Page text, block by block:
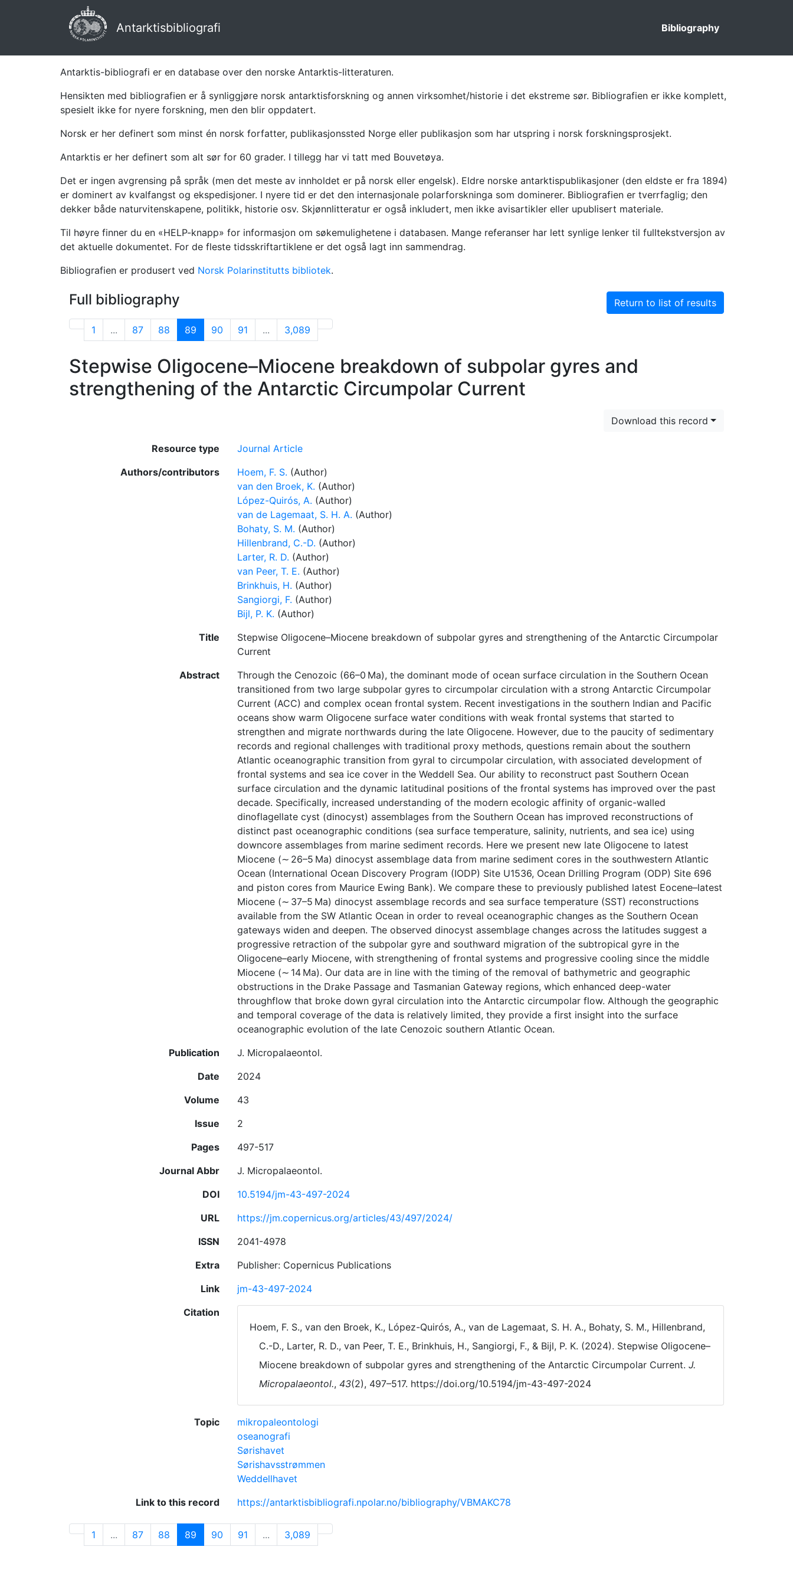
Antarktisbibliografi Bibliography
Antarktis-bibliografi er en database over den norske Antarktis-litteraturen.
Hensikten med bibliografien er å synliggjøre norsk antarktisforskning og annen virksomhet/historie i det ekstreme sør. Bibliografien er ikke komplett,
spesielt ikke for nyere forskning, men den blir oppdatert.
Norsk er her definert som minst én norsk forfatter, publikasjonssted Norge eller publikasjon som har utspring i norsk forskningsprosjekt.
Antarktis er her definert som alt sør for 60 grader. I tillegg har vi tatt med Bouvetøya.
Det er ingen avgrensing på språk (men det meste av innholdet er på norsk eller engelsk). Eldre norske antarktispublikasjoner (den eldste er fra 1894)
er dominert av kvalfangst og ekspedisjoner. I nyere tid er det den internasjonale polarforskninga som dominerer. Bibliografien er tverrfaglig; den
dekker både naturvitenskapene, politikk, historie osv. Skjønnlitteratur er også inkludert, men ikke avisartikler eller upublisert materiale.
Til høyre finner du en «HELP-knapp» for informasjon om søkemulighetene i databasen. Mange referanser har lett synlige lenker til fulltekstversjon av
det aktuelle dokumentet. For de fleste tidsskriftartiklene er det også lagt inn sammendrag.
Bibliografien er produsert ved Norsk Polarinstitutts bibliotek.
Full bibliography Return to list of results
1 ... 87 88 89 90 91 ... 3,089
Stepwise Oligocene–Miocene breakdown of subpolar gyres and
strengthening of the Antarctic Circumpolar Current
Download this record
Resource type
Journal Article
Authors/contributors
Hoem, F. S. (Author)
van den Broek, K. (Author)
López-Quirós, A. (Author)
van de Lagemaat, S. H. A. (Author)
Bohaty, S. M. (Author)
Hillenbrand, C.-D. (Author)
Larter, R. D. (Author)
van Peer, T. E. (Author)
Brinkhuis, H. (Author)
Sangiorgi, F. (Author)
Bijl, P. K. (Author)
Title
Stepwise Oligocene–Miocene breakdown of subpolar gyres and strengthening of the Antarctic Circumpolar
Current
Abstract
Through the Cenozoic (66–0 Ma), the dominant mode of ocean surface circulation in the Southern Ocean
transitioned from two large subpolar gyres to circumpolar circulation with a strong Antarctic Circumpolar
Current (ACC) and complex ocean frontal system. Recent investigations in the southern Indian and Pacific
oceans show warm Oligocene surface water conditions with weak frontal systems that started to
strengthen and migrate northwards during the late Oligocene. However, due to the paucity of sedimentary
records and regional challenges with traditional proxy methods, questions remain about the southern
Atlantic oceanographic transition from gyral to circumpolar circulation, with associated development of
frontal systems and sea ice cover in the Weddell Sea. Our ability to reconstruct past Southern Ocean
surface circulation and the dynamic latitudinal positions of the frontal systems has improved over the past
decade. Specifically, increased understanding of the modern ecologic affinity of organic-walled
dinoflagellate cyst (dinocyst) assemblages from the Southern Ocean has improved reconstructions of
distinct past oceanographic conditions (sea surface temperature, salinity, nutrients, and sea ice) using
downcore assemblages from marine sediment records. Here we present new late Oligocene to latest
Miocene (∼ 26–5 Ma) dinocyst assemblage data from marine sediment cores in the southwestern Atlantic
Ocean (International Ocean Discovery Program (IODP) Site U1536, Ocean Drilling Program (ODP) Site 696
and piston cores from Maurice Ewing Bank). We compare these to previously published latest Eocene–latest
Miocene (∼ 37–5 Ma) dinocyst assemblage records and sea surface temperature (SST) reconstructions
available from the SW Atlantic Ocean in order to reveal oceanographic changes as the Southern Ocean
gateways widen and deepen. The observed dinocyst assemblage changes across the latitudes suggest a
progressive retraction of the subpolar gyre and southward migration of the subtropical gyre in the
Oligocene–early Miocene, with strengthening of frontal systems and progressive cooling since the middle
Miocene (∼ 14 Ma). Our data are in line with the timing of the removal of bathymetric and geographic
obstructions in the Drake Passage and Tasmanian Gateway regions, which enhanced deep-water
throughflow that broke down gyral circulation into the Antarctic circumpolar flow. Although the geographic
and temporal coverage of the data is relatively limited, they provide a first insight into the surface
oceanographic evolution of the late Cenozoic southern Atlantic Ocean.
Publication
J. Micropalaeontol.
Date
2024
Volume
43
Issue
2
Pages
497-517
Journal Abbr
J. Micropalaeontol.
DOI
10.5194/jm-43-497-2024
URL
https://jm.copernicus.org/articles/43/497/2024/
ISSN
2041-4978
Extra
Publisher: Copernicus Publications
Link
jm-43-497-2024
Citation
Hoem, F. S., van den Broek, K., López-Quirós, A., van de Lagemaat, S. H. A., Bohaty, S. M., Hillenbrand,
C.-D., Larter, R. D., van Peer, T. E., Brinkhuis, H., Sangiorgi, F., & Bijl, P. K. (2024). Stepwise Oligocene–
Miocene breakdown of subpolar gyres and strengthening of the Antarctic Circumpolar Current. J.
Micropalaeontol., 43(2), 497–517. https://doi.org/10.5194/jm-43-497-2024
Topic
mikropaleontologi
oseanografi
Sørishavet
Sørishavsstrømmen
Weddellhavet
Link to this record
https://antarktisbibliografi.npolar.no/bibliography/VBMAKC78
1 ... 87 88 89 90 91 ... 3,089